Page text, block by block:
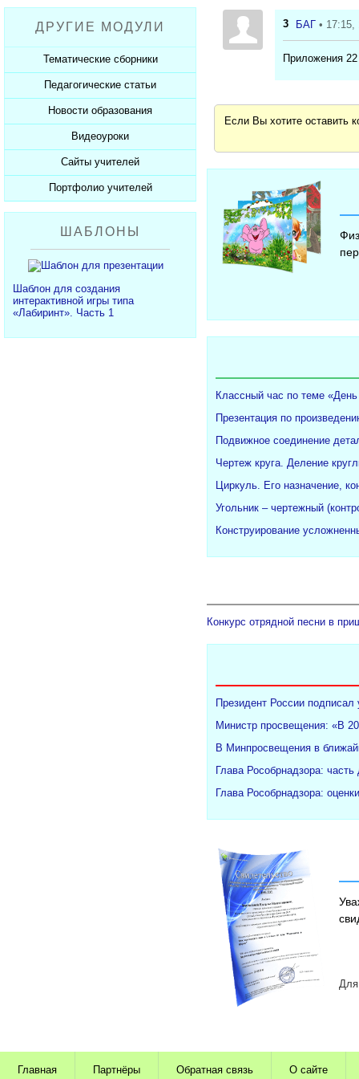
Пожарная безопасность
СанПиНы
Должностные обязанности
Планы, справки, протоколы
Презентации к Дню матери
Презентации к Новому году
Презентации к 23 февраля
Презентации к 8 марта
Презентации к Дню Победы
350 лет Петру I
Разработки учащихся
Софт для учителя
ДРУГИЕ МОДУЛИ
Тематические сборники
Сборники презентаций
Педагогические статьи
Каталог статей
Добавить статью
Новости образования
Новости образования
Видеоуроки
Видеоуроки ЕГЭ и ОГЭ
Сайты учителей
Каталог сайтов
Добавить сайт
Портфолио учителей
Каталог портфолио
Добавить портфолио
ШАБЛОНЫ
Шаблон для создания
интерактивной игры типа
«Лабиринт». Часть 1
3 БАГ • 17:15,
Приложения
Если Вы хотите оставить
Классный час по теме
Презентация по
Подвижное соединение
Чертеж круга. Деление
Циркуль. Его назначение,
Угольник – чертежный
Конструирование
Конкурс отрядной песни в
Президент России подписал
Министр просвещения: «В
В Минпросвещения в
Глава Рособрнадзора:
Глава Рособрнадзора:
Для
Главная Партнёры Обратная связь О сайте